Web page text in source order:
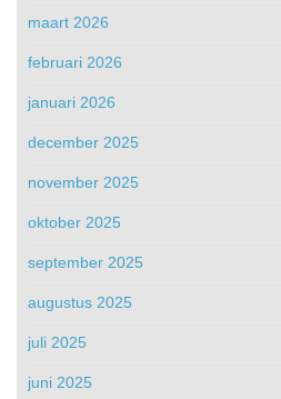
maart 2026
februari 2026
januari 2026
december 2025
november 2025
oktober 2025
september 2025
augustus 2025
juli 2025
juni 2025